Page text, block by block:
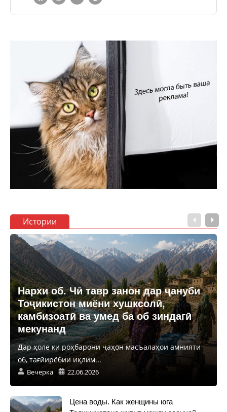
Истории
Нархи об. Чӣ тавр занон дар ҷануби
Тоҷикистон миёни хушксолӣ,
камбизоатӣ ва умед ба об зиндагӣ
мекунанд
Дар ҳоле ки роҳбарони ҷаҳон масъалаҳои амнияти
об, тағйирёбии иқлим...
Вечерка 22.06.2026
Цена воды. Как женщины юга